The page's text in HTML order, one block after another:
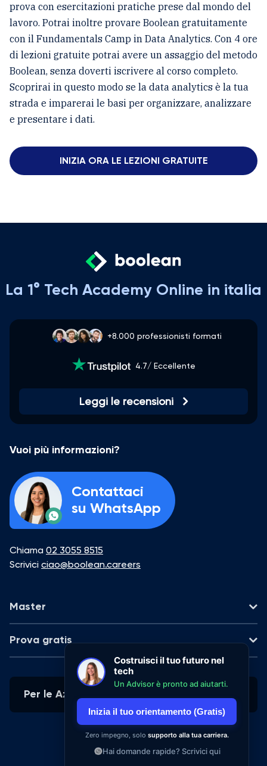
prova con esercitazioni pratiche prese dal mondo del
lavoro. Potrai inoltre provare Boolean gratuitamente
con il Fundamentals Camp in Data Analytics. Con 4 ore
di lezioni gratuite potrai avere un assaggio del metodo
Boolean, senza doverti iscrivere al corso completo.
Scoprirai in questo modo se la data analytics è la tua
strada e imparerai le basi per organizzare, analizzare
e presentare i dati.
INIZIA ORA LE LEZIONI GRATUITE
La 1° Tech Academy Online in italia
+8.000 professionisti formati
4.7/ Eccellente
Leggi le recensioni
Vuoi più informazioni?
Contattaci
su WhatsApp
Chiama 02 3055 8515
Scrivici ciao@boolean.careers
Master
AI Web Development
Part-time - 5 mesi
AI Vibe Coding
Part-time - 2 mesi
Data Analytics
Part-time - 6 mesi
UX/UI Design
Prova gratis
Data Analytics
On-demand - 8 ore
UX/UI Design
On-demand - 2 ore
Per le Aziende
Costruisci il tuo futuro nel
tech
Un Advisor è pronto ad aiutarti.
Inizia il tuo orientamento (Gratis)
Zero impegno, solo supporto alla tua carriera.
Hai domande rapide? Scrivici qui